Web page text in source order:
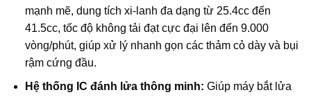
mạnh mẽ, dung tích xi-lanh đa dạng từ 25.4cc đến
41.5cc, tốc độ không tải đạt cực đại lên đến 9.000
vòng/phút, giúp xử lý nhanh gọn các thảm cỏ dày và bụi
rậm cứng đầu.
Hệ thống IC đánh lửa thông minh: Giúp máy bắt lửa